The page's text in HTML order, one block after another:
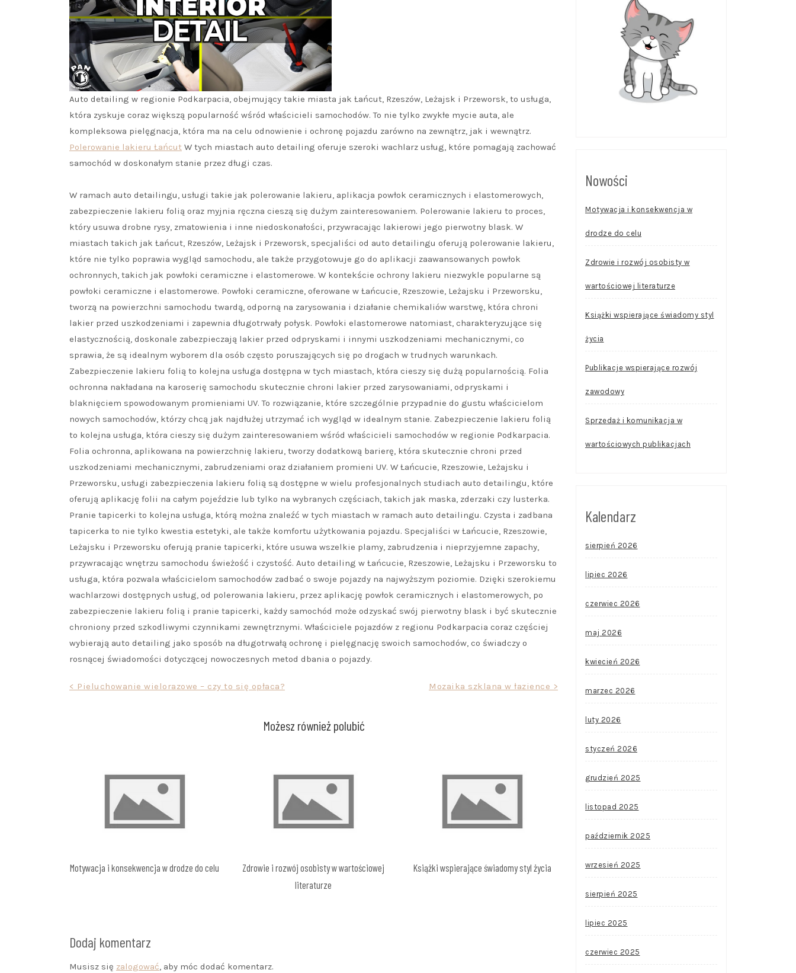
Auto detailing w regionie Podkarpacia, obejmujący takie miasta jak Łańcut, Rzeszów, Leżajsk i Przeworsk, to usługa,
która zyskuje coraz większą popularność wśród właścicieli samochodów. To nie tylko zwykłe mycie auta, ale
kompleksowa pielęgnacja, która ma na celu odnowienie i ochronę pojazdu zarówno na zewnątrz, jak i wewnątrz.
Polerowanie lakieru Łańcut W tych miastach auto detailing oferuje szeroki wachlarz usług, które pomagają zachować
samochód w doskonałym stanie przez długi czas.
W ramach auto detailingu, usługi takie jak polerowanie lakieru, aplikacja powłok ceramicznych i elastomerowych,
zabezpieczenie lakieru folią oraz myjnia ręczna cieszą się dużym zainteresowaniem. Polerowanie lakieru to proces,
który usuwa drobne rysy, zmatowienia i inne niedoskonałości, przywracając lakierowi jego pierwotny blask. W
miastach takich jak Łańcut, Rzeszów, Leżajsk i Przeworsk, specjaliści od auto detailingu oferują polerowanie lakieru,
które nie tylko poprawia wygląd samochodu, ale także przygotowuje go do aplikacji zaawansowanych powłok
ochronnych, takich jak powłoki ceramiczne i elastomerowe. W kontekście ochrony lakieru niezwykle popularne są
powłoki ceramiczne i elastomerowe. Powłoki ceramiczne, oferowane w Łańcucie, Rzeszowie, Leżajsku i Przeworsku,
tworzą na powierzchni samochodu twardą, odporną na zarysowania i działanie chemikaliów warstwę, która chroni
lakier przed uszkodzeniami i zapewnia długotrwały połysk. Powłoki elastomerowe natomiast, charakteryzujące się
elastycznością, doskonale zabezpieczają lakier przed odpryskami i innymi uszkodzeniami mechanicznymi, co
sprawia, że są idealnym wyborem dla osób często poruszających się po drogach w trudnych warunkach.
Zabezpieczenie lakieru folią to kolejna usługa dostępna w tych miastach, która cieszy się dużą popularnością. Folia
ochronna nakładana na karoserię samochodu skutecznie chroni lakier przed zarysowaniami, odpryskami i
blaknięciem spowodowanym promieniami UV. To rozwiązanie, które szczególnie przypadnie do gustu właścicielom
nowych samochodów, którzy chcą jak najdłużej utrzymać ich wygląd w idealnym stanie. Zabezpieczenie lakieru folią
to kolejna usługa, która cieszy się dużym zainteresowaniem wśród właścicieli samochodów w regionie Podkarpacia.
Folia ochronna, aplikowana na powierzchnię lakieru, tworzy dodatkową barierę, która skutecznie chroni przed
uszkodzeniami mechanicznymi, zabrudzeniami oraz działaniem promieni UV. W Łańcucie, Rzeszowie, Leżajsku i
Przeworsku, usługi zabezpieczenia lakieru folią są dostępne w wielu profesjonalnych studiach auto detailingu, które
oferują aplikację folii na całym pojeździe lub tylko na wybranych częściach, takich jak maska, zderzaki czy lusterka.
Pranie tapicerki to kolejna usługa, którą można znaleźć w tych miastach w ramach auto detailingu. Czysta i zadbana
tapicerka to nie tylko kwestia estetyki, ale także komfortu użytkowania pojazdu. Specjaliści w Łańcucie, Rzeszowie,
Leżajsku i Przeworsku oferują pranie tapicerki, które usuwa wszelkie plamy, zabrudzenia i nieprzyjemne zapachy,
przywracając wnętrzu samochodu świeżość i czystość. Auto detailing w Łańcucie, Rzeszowie, Leżajsku i Przeworsku to
usługa, która pozwala właścicielom samochodów zadbać o swoje pojazdy na najwyższym poziomie. Dzięki szerokiemu
wachlarzowi dostępnych usług, od polerowania lakieru, przez aplikację powłok ceramicznych i elastomerowych, po
zabezpieczenie lakieru folią i pranie tapicerki, każdy samochód może odzyskać swój pierwotny blask i być skutecznie
chroniony przed szkodliwymi czynnikami zewnętrznymi. Właściciele pojazdów z regionu Podkarpacia coraz częściej
wybierają auto detailing jako sposób na długotrwałą ochronę i pielęgnację swoich samochodów, co świadczy o
rosnącej świadomości dotyczącej nowoczesnych metod dbania o pojazdy.
Nawigacja
< Pieluchowanie wielorazowe – czy to się opłaca? Mozaika szklana w łazience >
Możesz również polubić
Motywacja i konsekwencja w drodze do celu
Zdrowie i rozwój osobisty w wartościowej
literaturze
Książki wspierające świadomy styl życia
Dodaj komentarz
Musisz się zalogować , aby móc dodać komentarz.
Nowości
Motywacja i konsekwencja w
drodze do celu
Zdrowie i rozwój osobisty w
wartościowej literaturze
Książki wspierające świadomy styl
życia
Publikacje wspierające rozwój
zawodowy
Sprzedaż i komunikacja w
wartościowych publikacjach
Kalendarz
sierpień 2026
lipiec 2026
czerwiec 2026
maj 2026
kwiecień 2026
marzec 2026
luty 2026
styczeń 2026
grudzień 2025
listopad 2025
październik 2025
wrzesień 2025
sierpień 2025
lipiec 2025
czerwiec 2025